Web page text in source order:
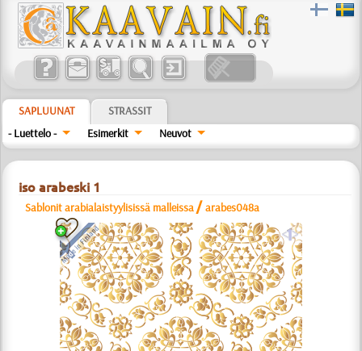
SAPLUUNAT
STRASSIT
- Luettelo -
Esimerkit Neuvot
iso arabeski 1
Sablonit arabialaistyylisissä malleissa /arabes048a
a